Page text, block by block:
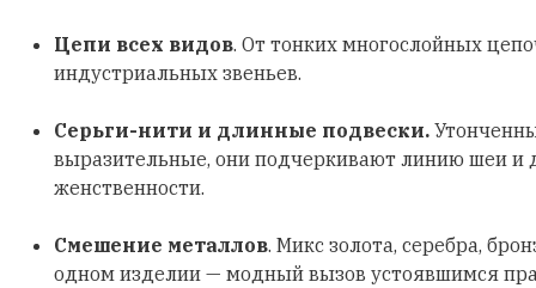
Цепи всех видов. От тонких многослойных
индустриальных звеньев.
Серьги-нити и длинные подвески.
выразительные, они подчеркивают линию шеи и
женственности.
Смешение металлов. Микс золота, серебра,
одном изделии — модный вызов устоявшимся